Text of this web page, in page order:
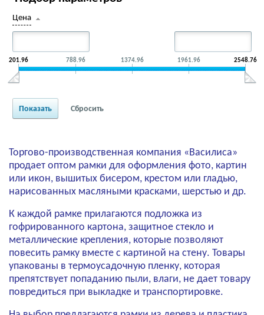
Цена
201.96 788.96 1374.96 1961.96 2548.76
Торгово-производственная компания «Василиса»
продает оптом рамки для оформления фото, картин
или икон, вышитых бисером, крестом или гладью,
нарисованных масляными красками, шерстью и др.
К каждой рамке прилагаются подложка из
гофрированного картона, защитное стекло и
металлические крепления, которые позволяют
повесить рамку вместе с картиной на стену. Товары
упакованы в термоусадочную пленку, которая
препятствует попаданию пыли, влаги, не дает товару
повредиться при выкладке и транспортировке.